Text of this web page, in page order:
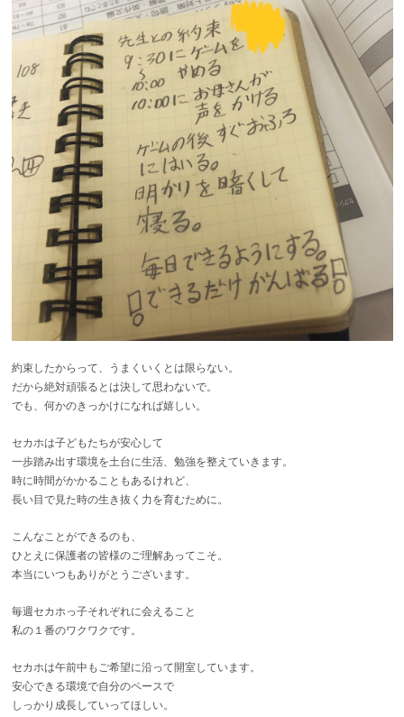
約束したからって、うまくいくとは限らない。
だから絶対頑張るとは決して思わないで。
でも、何かのきっかけになれば嬉しい。
セカホは子どもたちが安心して
一歩踏み出す環境を土台に生活、勉強を整えていきます。
時に時間がかかることもあるけれど、
長い目で見た時の生き抜く力を育むために。
こんなことができるのも、
ひとえに保護者の皆様のご理解あってこそ。
本当にいつもありがとうございます。
毎週セカホっ子それぞれに会えること
私の１番のワクワクです。
セカホは午前中もご希望に沿って開室しています。
安心できる環境で自分のペースで
しっかり成長していってほしい。